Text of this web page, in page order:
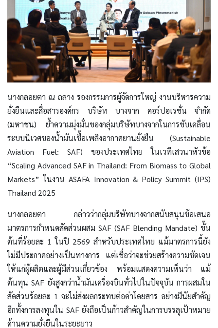
นางกลอยตา ณ ถลาง รองกรรมการผู้จัดการใหญ่ งานบริหารความ
ยั่งยืนและสื่อสารองค์กร บริษัท บางจาก คอร์ปอเรชั่น จำกัด
(มหาชน) ย้ำความมุ่งมั่นของกลุ่มบริษัทบางจากในการขับเคลื่อน
ระบบนิเวศของน้ำมันเชื้อเพลิงอากาศยานยั่งยืน (Sustainable
Aviation Fuel: SAF) ของประเทศไทย ในเวทีเสวนาหัวข้อ
“Scaling Advanced SAF in Thailand: From Biomass to Global
Markets” ในงาน ASAFA Innovation & Policy Summit (IPS)
Thailand 2025
นางกลอยตา กล่าวว่ากลุ่มบริษัทบางจากสนับสนุนข้อเสนอ
มาตรการกำหนดสัดส่วนผสม SAF (SAF Blending Mandate) ขั้น
ต้นที่ร้อยละ 1 ในปี 2569 สำหรับประเทศไทย แม้มาตรการนี้ยัง
ไม่มีประกาศอย่างเป็นทางการ แต่เชื่อว่าจะช่วยสร้างความชัดเจน
ให้แก่ผู้ผลิตและผู้มีส่วนเกี่ยวข้อง พร้อมแสดงความเห็นว่า แม้
ต้นทุน SAF ยังสูงกว่าน้ำมันเครื่องบินทั่วไปในปัจจุบัน การผสมใน
สัดส่วนร้อยละ 1 จะไม่ส่งผลกระทบต่อค่าโดยสาร อย่างมีนัยสำคัญ
อีกทั้งการลงทุนใน SAF ยังถือเป็นก้าวสำคัญในการบรรลุเป้าหมาย
ด้านความยั่งยืนในระยะยาว